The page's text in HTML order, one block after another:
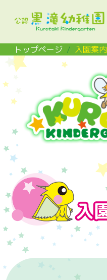
トップページ 入園案内